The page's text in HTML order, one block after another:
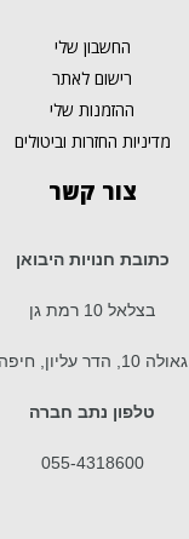
החשבון שלי
רישום לאתר
ההזמנות שלי
מדיניות החזרות וביטולים
צור קשר
כתובת חנויות היבואן
בצלאל 10 רמת גן
גאולה 10, הדר עליון, חיפה
טלפון נתב חברה
055-4318600